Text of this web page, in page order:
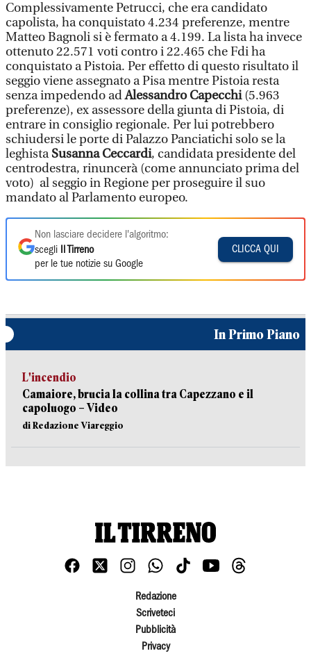
Complessivamente Petrucci, che era candidato
capolista, ha conquistato 4.234 preferenze, mentre
Matteo Bagnoli si è fermato a 4.199. La lista ha invece
ottenuto 22.571 voti contro i 22.465 che Fdi ha
conquistato a Pistoia. Per effetto di questo risultato il
seggio viene assegnato a Pisa mentre Pistoia resta
senza impedendo adAlessandro Capecchi(5.963
preferenze), ex assessore della giunta di Pistoia, di
entrare in consiglio regionale. Per lui potrebbero
schiudersi le porte di Palazzo Panciatichi solo se la
leghistaSusanna Ceccardi, candidata presidente del
centrodestra, rinuncerà (come annunciato prima del
voto) al seggio in Regione per proseguire il suo
mandato al Parlamento europeo.
Non lasciare decidere l'algoritmo:
scegli
Il Tirreno
per le tue notizie su Google
CLICCA QUI
In Primo Piano
L'incendio
Camaiore, brucia la collina tra Capezzano e il
capoluogo – Video
di Redazione Viareggio
Redazione
Scriveteci
Pubblicità
Privacy